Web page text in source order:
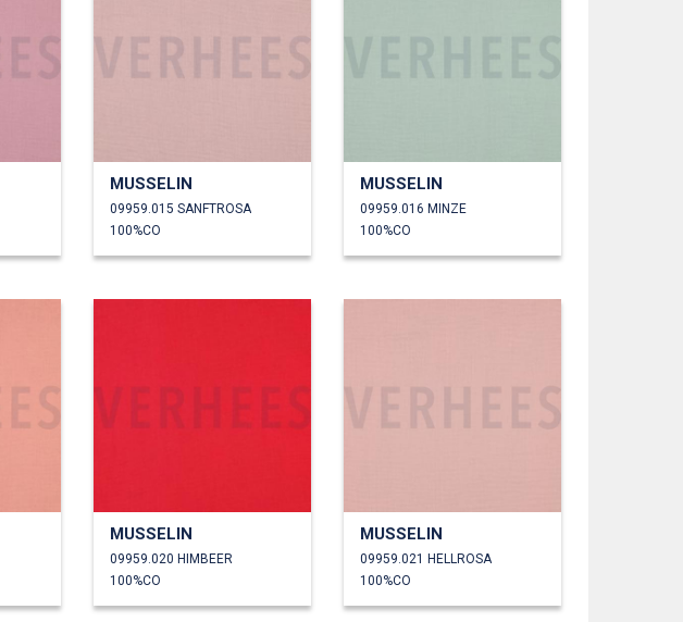
MUSSELIN
09959.015 SANFTROSA
100%CO
MUSSELIN
09959.016 MINZE
100%CO
MUSSELIN
09959.020 HIMBEER
100%CO
MUSSELIN
09959.021 HELLROSA
100%CO